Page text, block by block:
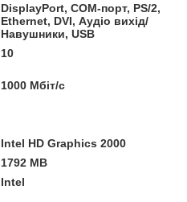
DisplayPort, COM-порт, PS/2,
Ethernet, DVI, Аудіо вихід/
Навушники, USB
10
1000 Мбіт/с
Intel HD Graphics 2000
1792 MB
Intel